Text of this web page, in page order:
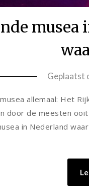
musea
Geplaatst
allemaal: Het
door de meesten
in Nederland